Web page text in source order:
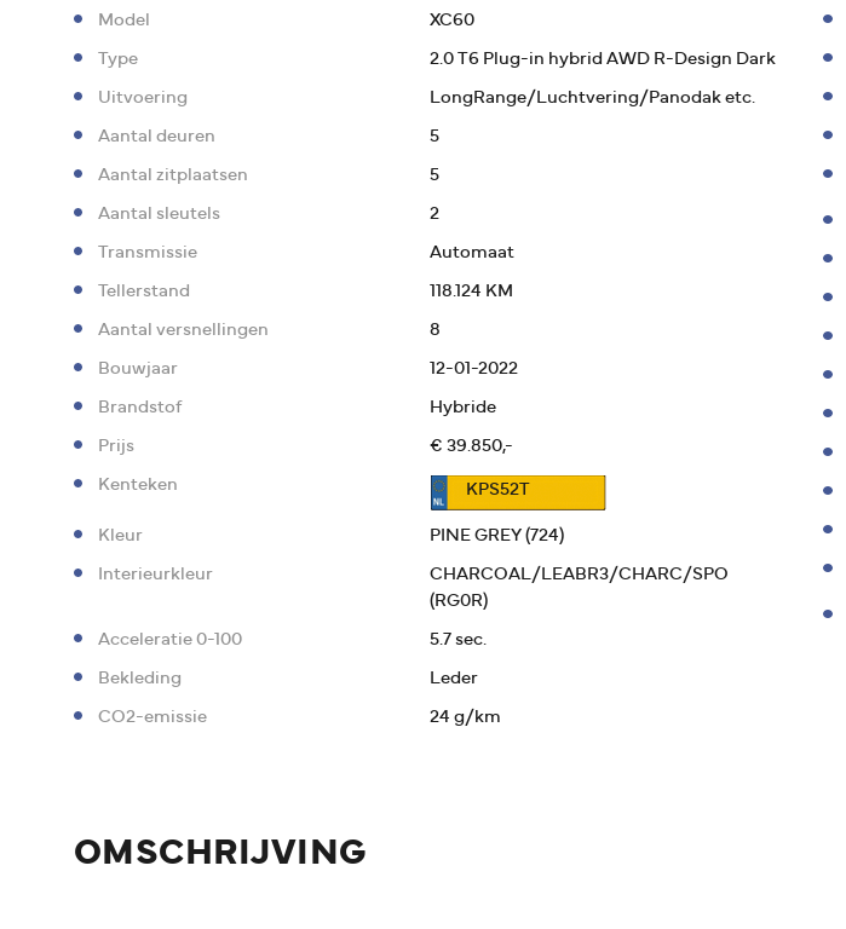
Model XC60
Type 2.0 T6 Plug-in hybrid AWD R-Design Dark
Uitvoering LongRange/Luchtvering/Panodak etc.
Aantal deuren 5
Aantal zitplaatsen 5
Aantal sleutels 2
Transmissie Automaat
Tellerstand 118.124 KM
Aantal versnellingen 8
Bouwjaar 12-01-2022
Brandstof Hybride
Prijs € 39.850,-
Kenteken KPS52T
Kleur PINE GREY (724)
Interieurkleur
CHARCOAL/LEABR3/CHARC/SPO
(RG0R)
Acceleratie 0-100 5.7 sec.
Bekleding Leder
CO2-emissie 24 g/km
OMSCHRIJVING